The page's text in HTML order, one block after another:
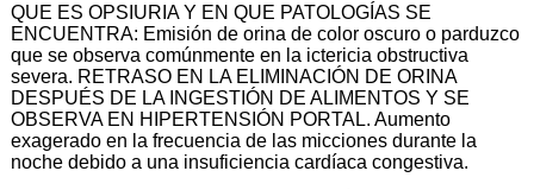
QUE ES OPSIURIA Y EN QUE PATOLOGÍAS SE
ENCUENTRA: Emisión de orina de color oscuro o parduzco
que se observa comúnmente en la ictericia obstructiva
severa. RETRASO EN LA ELIMINACIÓN DE ORINA
DESPUÉS DE LA INGESTIÓN DE ALIMENTOS Y SE
OBSERVA EN HIPERTENSIÓN PORTAL. Aumento
exagerado en la frecuencia de las micciones durante la
noche debido a una insuficiencia cardíaca congestiva.